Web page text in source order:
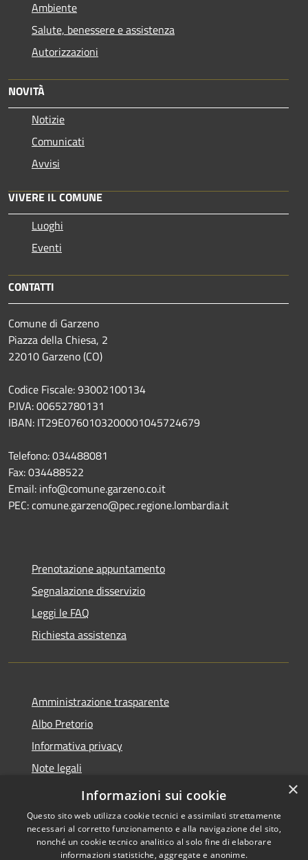
Ambiente
Salute, benessere e assistenza
Autorizzazioni
NOVITÀ
Notizie
Comunicati
Avvisi
VIVERE IL COMUNE
Luoghi
Eventi
CONTATTI
Comune di Garzeno
Piazza della Chiesa, 2
22010 Garzeno (CO)
Codice Fiscale: 93002100134
P.IVA: 00652780131
IBAN: IT29E0760103200001045724679
Telefono: 034488081
Fax: 034488522
Email: info@comune.garzeno.co.it
PEC: comune.garzeno@pec.regione.lombardia.it
Prenotazione appuntamento
Segnalazione disservizio
Leggi le FAQ
Richiesta assistenza
Amministrazione trasparente
Albo Pretorio
Informativa privacy
Note legali
Dichiarazione di accessibilità
×
Informazioni sui cookie
Questo sito web utilizza cookie tecnici e assimilati strettamente
necessari al corretto funzionamento e alla navigazione del sito,
nonché un cookie tecnico analitico al solo fine di elaborare
informazioni statistiche, aggregate e anonime.